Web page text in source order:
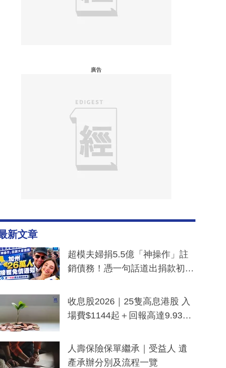
廣告
新文章
超模夫婦捐5.5億「神操作」註
銷債務！憑一句話道出捐款初
一度被誤當詐騙手段
收息股2026｜25隻高息港股 入
場費$1144起＋回報高達9.93
人壽保險保單繼承｜受益人 遺
產承辦分別及流程一覽